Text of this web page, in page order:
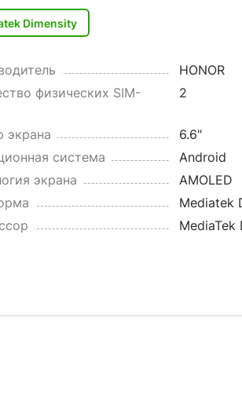
Dimensity
HONOR
физических SIM-
2
экрана
6.6"
система
Android
экрана
AMOLED
Mediatek
MediaTek